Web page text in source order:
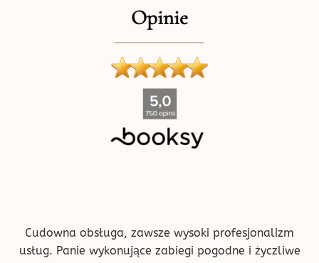
Opinie
Cudowna obsługa, zawsze wysoki profesjonalizm
usług. Panie wykonujące zabiegi pogodne i życzliwe